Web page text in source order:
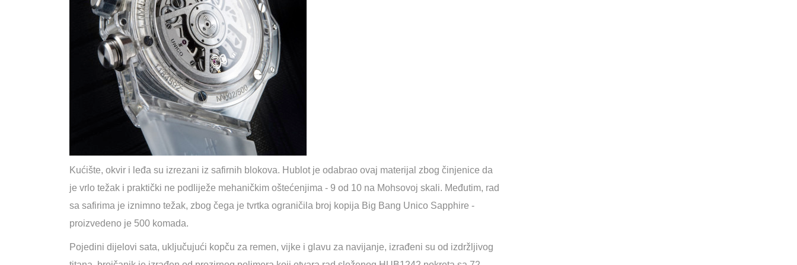
Kućište, okvir i leđa su izrezani iz safirnih blokova. Hublot je odabrao ovaj materijal zbog činjenice da
je vrlo težak i praktički ne podliježe mehaničkim oštećenjima - 9 od 10 na Mohsovoj skali. Međutim, rad
sa safirima je iznimno težak, zbog čega je tvrtka ograničila broj kopija Big Bang Unico Sapphire -
proizvedeno je 500 komada.
Pojedini dijelovi sata, uključujući kopču za remen, vijke i glavu za navijanje, izrađeni su od izdržljivog